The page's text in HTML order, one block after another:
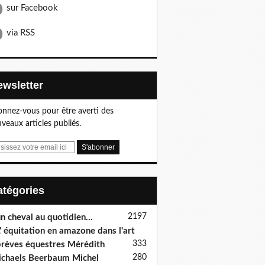
sur Facebook
via RSS
vous pour être averti des
articles publiés.
cheval au quotidien... 2197
équitation en amazone dans l'art
333
équestres Mérédith
Beerbaum Michel
280